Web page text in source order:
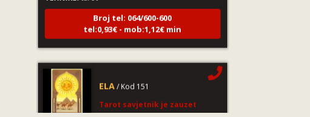
Broj tel: 064/600-600
tel:0,93€ - mob:1,12€ min
TEHNIKE:astrologija, tarot, numerološki tarot,